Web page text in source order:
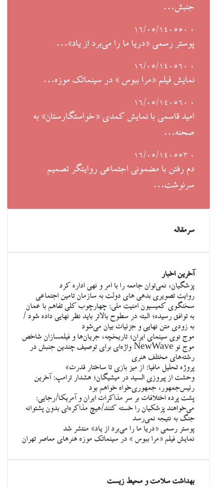
جنبش…
۱۶/۰۵/۱۴۰۵ ۰
پوستر رسمی «دریا ما را می‌برد از یاد»…
۱۶/۰۵/۱۴۰۵ ۰
نمایش فیلم «مرا ببوس » در سینماتک موزه…
۱۶/۰۵/۱۴۰۵ ۰
امید قاسمی با نمایش کمدی «خواستگارستان» به
صحنه…
۱۶/۰۵/۱۴۰۵ ۰
دم رفتن با مضمونی اجتماعی روایتگر تصمیم
سرنوشت…
سرمقاله
آخرین اخبار
پزشگیان، نمی‌توان جامعه را با امر و نهی اداره کرد
روایت تصویری بدهی های دولت به سازمان تامین اجتماعی
سخنگوی کمیسیون امنیت ملی: چهارچوب کلی تفاهم با عمان
به توافق رسیده؛ البته در سطوح بالاتر باید نظر نهایی داده شود /
به زودی متن نهایی و جزئیات بیان می‌شود
موج نوی سینمای ایران؛ تاریخچه، جریان‌ها و فیلمسازان شاخص
موج نو NewWave واژه‌ای برای توصیف چندین جنبش در
رشته‌های مختلف هنری
پروژه تحلیل مافیا: از میز بازی تا ساختار قدرت»
وحشت از پیروزی السید در میشیگان؛ هشدار ترامپ: آخرین
رئیس‌جمهور، جمهوری‌خواه خواهم بود
پشت پرده اختلافات بر سر مذاکرات ایران و آمریکا/رجایی:
می‌خواهند پزشکیان را خسته کنند/هیچ مذاکره‌ای بدون پشتوانه
جنگ به نتیجه نمی‌رسد
پوستر رسمی «دریا ما را می‌برد از یاد» منتشر شد
نمایش فیلم «مرا ببوس » در سینماتک موزه هنرهای معاصر تهران
بهداشت سلامت و محیط زیست